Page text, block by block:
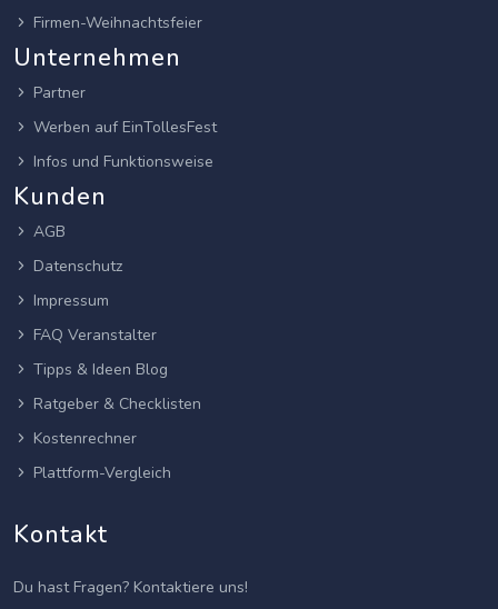
Firmen-Weihnachtsfeier
Unternehmen
Partner
Werben auf EinTollesFest
Infos und Funktionsweise
Kunden
AGB
Datenschutz
Impressum
FAQ Veranstalter
Tipps & Ideen Blog
Ratgeber & Checklisten
Kostenrechner
Plattform-Vergleich
Kontakt
Du hast Fragen? Kontaktiere uns!